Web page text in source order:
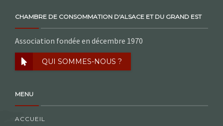
CHAMBRE DE CONSOMMATION D'ALSACE ET DU GRAND EST
Association fondée en décembre 1970
QUI SOMMES-NOUS ?
MENU
ACCUEIL